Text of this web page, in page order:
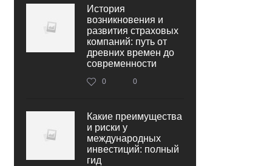
История
возникновения и
развития страховых
компаний: путь от
древних времен до
современности
0 0
Какие преимущества
и риски у
международных
инвестиций: полный
гид